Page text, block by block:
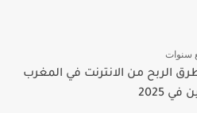
سنوات
الربح من الانترنت في المغرب
2025